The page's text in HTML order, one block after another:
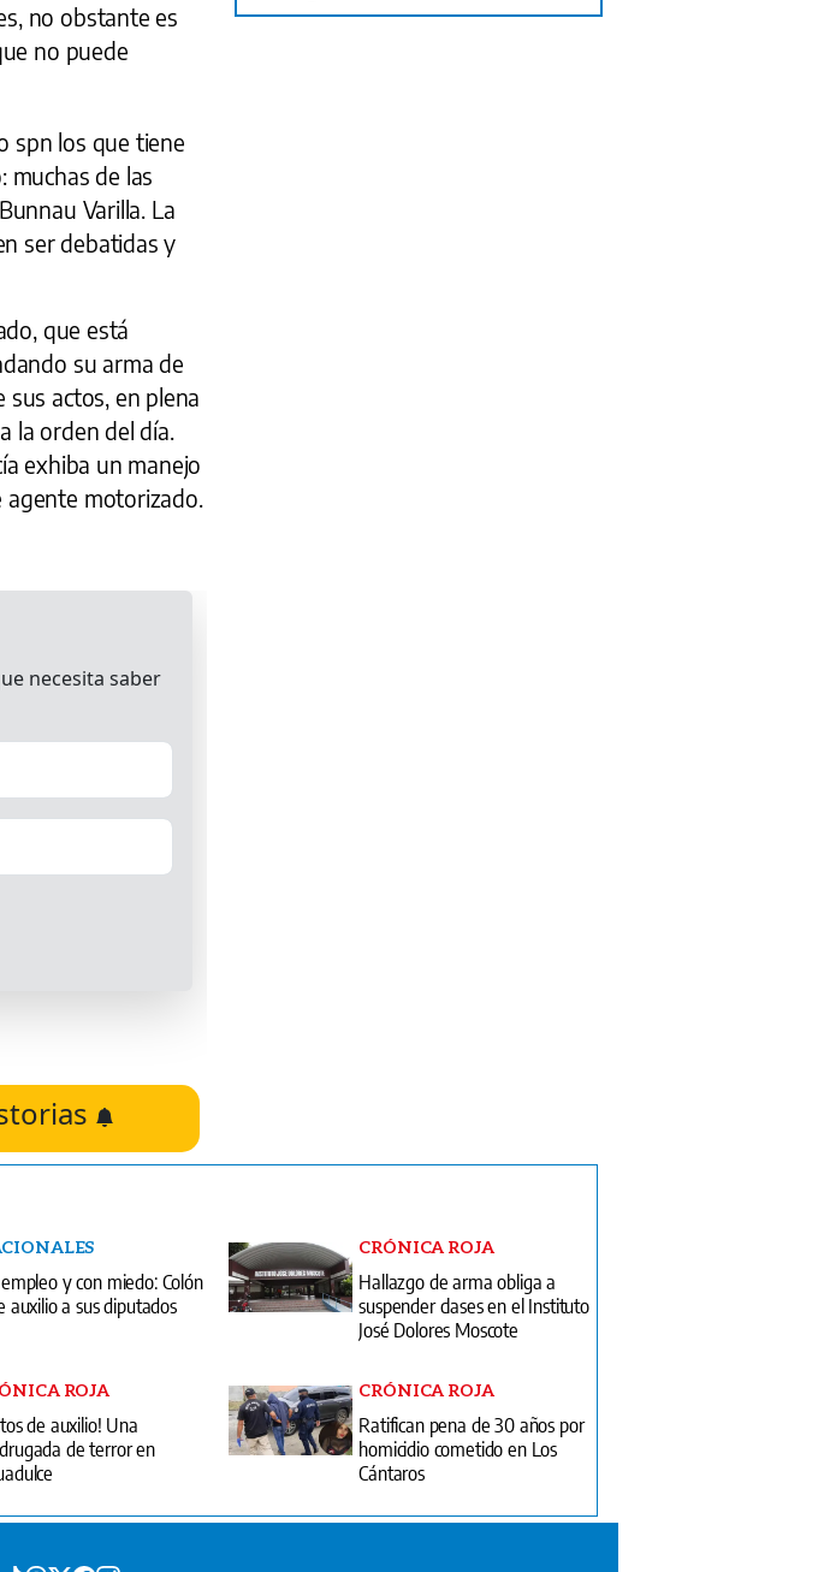
no obstante es
no puede
spn los que tiene
muchas de las
Varilla. La
ser debatidas y
que está
su arma de
sus actos, en plena
la orden del día.
exhiba un manejo
agente motorizado.
y con miedo: Colón
auxilio a sus diputados
CRÓNICA ROJA
Hallazgo de arma obliga a
suspender clases en el Instituto
José Dolores Moscote
ROJA
de auxilio! Una
de terror en
CRÓNICA ROJA
Ratifican pena de 30 años por
homicidio cometido en Los
Cántaros